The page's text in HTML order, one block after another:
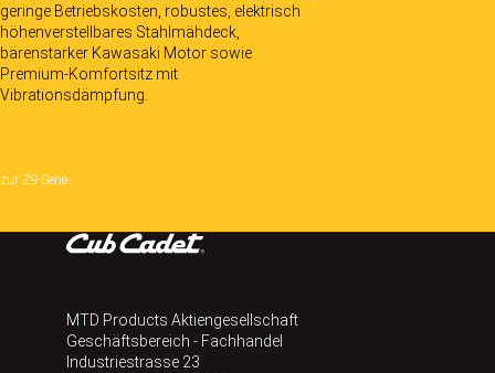
geringe Betriebskosten, robustes, elektrisch
höhenverstellbares Stahlmähdeck,
bärenstarker Kawasaki Motor sowie
Premium-Komfortsitz mit
Vibrationsdämpfung.
zur Z9-Serie
MTD Products Aktiengesellschaft
Geschäftsbereich - Fachhandel
Industriestrasse 23